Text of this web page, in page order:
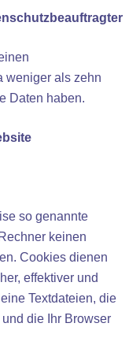
weniger als zehn
Daten haben.
so genannte
keinen
Cookies dienen
effektiver und
Textdateien, die
die Ihr Browser